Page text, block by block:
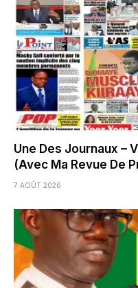
Une Des Journaux –
(Avec Ma Revue De
7 AOÛT 2026